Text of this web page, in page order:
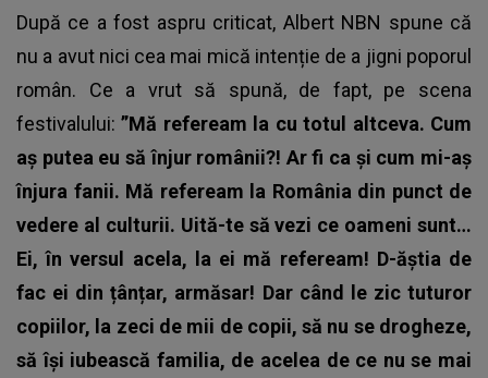
După ce a fost aspru criticat, Albert NBN spune că
nu a avut nici cea mai mică intenție de a jigni poporul
român. Ce a vrut să spună, de fapt, pe scena
festivalului:”Mă refeream la cu totul altceva. Cum
aș putea eu să înjur românii?! Ar fi ca și cum mi-aș
înjura fanii. Mă refeream la România din punct de
vedere al culturii. Uită-te să vezi ce oameni sunt…
Ei, în versul acela, la ei mă refeream! D-ăștia de
fac ei din țânțar, armăsar! Dar când le zic tuturor
copiilor, la zeci de mii de copii, să nu se drogheze,
să își iubească familia, de acelea de ce nu se mai